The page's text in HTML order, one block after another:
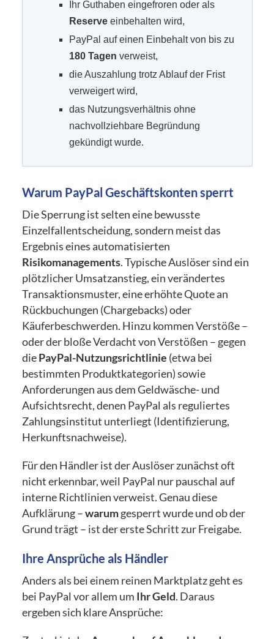
Ihr Guthaben eingefroren oder als
Reserveeinbehalten wird,
PayPal auf einen Einbehalt von bis zu
180 Tagen verweist,
die Auszahlung trotz Ablauf der Frist
verweigert wird,
das Nutzungsverhältnis ohne
nachvollziehbare Begründung
gekündigt wurde.
Warum PayPal Geschäftskonten sperrt
Die Sperrung ist selten eine bewusste
Einzelfallentscheidung, sondern meist das
Ergebnis eines automatisierten
Risikomanagements. Typische Auslöser sind ein
plötzlicher Umsatzanstieg, ein verändertes
Transaktionsmuster, eine erhöhte Quote an
Rückbuchungen (Chargebacks) oder
Käuferbeschwerden. Hinzu kommen Verstöße –
oder der bloße Verdacht von Verstößen – gegen
diePayPal-Nutzungsrichtlinie (etwa bei
bestimmten Produktkategorien) sowie
Anforderungen aus dem Geldwäsche- und
Aufsichtsrecht, denen PayPal als reguliertes
Zahlungsinstitut unterliegt (Identifizierung,
Herkunftsnachweise).
Für den Händler ist der Auslöser zunächst oft
nicht erkennbar, weil PayPal nur pauschal auf
interne Richtlinien verweist. Genau diese
Aufklärung –warumgesperrt wurde und ob der
Grund trägt – ist der erste Schritt zur Freigabe.
Ihre Ansprüche als Händler
Anders als bei einem reinen Marktplatz geht es
bei PayPal vor allem um Ihr Geld. Daraus
ergeben sich klare Ansprüche: